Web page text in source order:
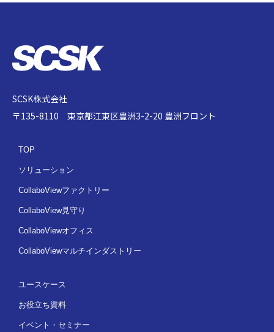
SCSK株式会社
〒135-8110 東京都江東区豊洲3-2-20 豊洲フロント
TOP
ソリューション
CollaboViewファクトリー
CollaboView見守り
CollaboViewオフィス
CollaboViewマルチインダストリー
ユースケース
お役立ち資料
イベント・セミナー